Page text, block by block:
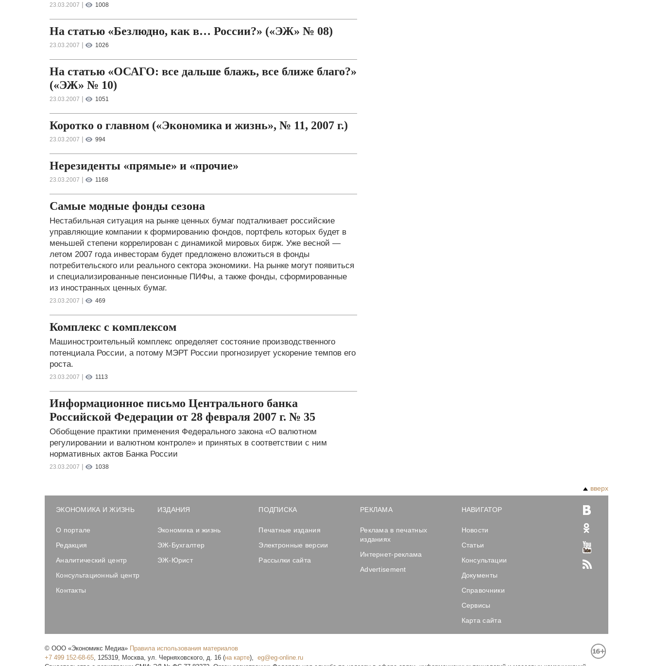
23.03.2007 | 1008
На статью «Безлюдно, как в… России?» («ЭЖ» № 08)
23.03.2007 | 1026
На статью «ОСАГО: все дальше блажь, все ближе благо?»
(«ЭЖ» № 10)
23.03.2007 | 1051
Коротко о главном («Экономика и жизнь», № 11, 2007 г.)
23.03.2007 | 994
Нерезиденты «прямые» и «прочие»
23.03.2007 | 1168
Самые модные фонды сезона
Нестабильная ситуация на рынке ценных бумаг подталкивает российские
управляющие компании к формированию фондов, портфель которых будет в
меньшей степени коррелирован с динамикой мировых бирж. Уже весной —
летом 2007 года инвесторам будет предложено вложиться в фонды
потребительского или реального сектора экономики. На рынке могут появиться
и специализированные пенсионные ПИФы, а также фонды, сформированные
из иностранных ценных бумаг.
23.03.2007 | 469
Комплекс с комплексом
Машиностроительный комплекс определяет состояние производственного
потенциала России, а потому МЭРТ России прогнозирует ускорение темпов его
роста.
23.03.2007 | 1113
Информационное письмо Центрального банка
Российской Федерации от 28 февраля 2007 г. № 35
Обобщение практики применения Федерального закона «О валютном
регулировании и валютном контроле» и принятых в соответствии с ним
нормативных актов Банка России
23.03.2007 | 1038
вверх
ЭКОНОМИКА И ЖИЗНЬ
О портале
Редакция
Аналитический центр
Консультационный центр
Контакты
ИЗДАНИЯ
Экономика и жизнь
ЭЖ-Бухгалтер
ЭЖ-Юрист
ПОДПИСКА
Печатные издания
Электронные версии
Рассылки сайта
РЕКЛАМА
Реклама в печатных
изданиях
Интернет-реклама
Advertisement
НАВИГАТОР
Новости
Статьи
Консультации
Документы
Справочники
Сервисы
Карта сайта
© ООО «Экономикс Медиа» Правила использования материалов
+7 499 152-68-65, 125319, Москва, ул. Черняховского, д. 16 (на карте),